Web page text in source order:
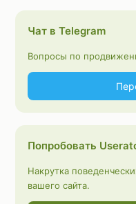
Чат в Telegram
Вопросы по
Попробовать
Накрутка
вашего сайта.